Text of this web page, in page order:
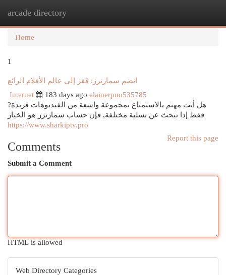
arcade directory
Home
1
انضم سمارترز: قفز إلى عالم الأفلام الرائع
Internet
183 days ago elainerpuo535785
هل أنت مهتم بالاستمتاع بمجموعة واسعة من الفيديوهات فريدة?
فقط إذا تبحث عن تسلية مختلفة, فإن حساب سمارترز هو الخيار
https://www.sharkiptv.pro
Report this page
Comments
Submit a Comment
HTML is allowed
Web Directory Categories